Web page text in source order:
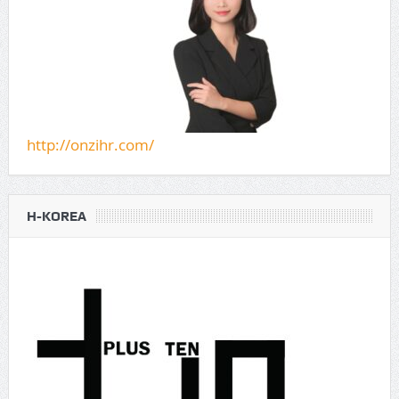
http://onzihr.com/
H-KOREA